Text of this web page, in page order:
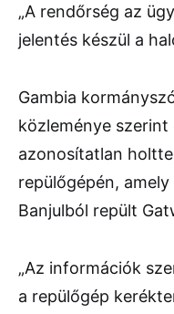
„A rendőrség az
jelentés készül a
Gambia
közleménye
azonosítatlan
repülőgépén,
Banjulból repült
„Az információk
a repülőgép